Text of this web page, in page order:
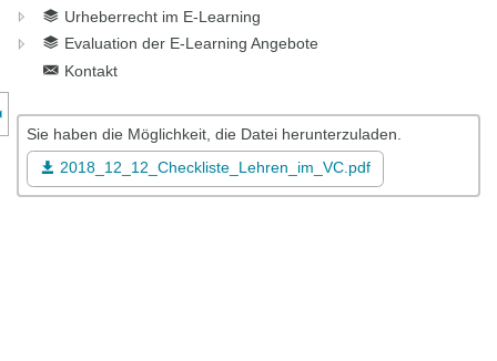
Urheberrecht im E-Learning
Evaluation der E-Learning Angebote
Kontakt
des Kursmenüs
Sie haben die Möglichkeit, die Datei herunterzuladen.
2018_12_12_Checkliste_Lehren_im_VC.pdf